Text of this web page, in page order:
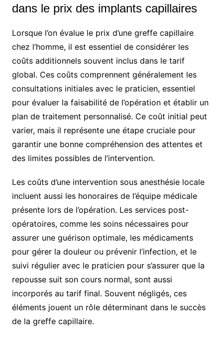
dans le prix des implants capillaires
Lorsque l’on évalue le prix d’une greffe capillaire
chez l’homme, il est essentiel de considérer les
coûts additionnels souvent inclus dans le tarif
global. Ces coûts comprennent généralement les
consultations initiales avec le praticien, essentiel
pour évaluer la faisabilité de l’opération et établir un
plan de traitement personnalisé. Ce coût initial peut
varier, mais il représente une étape cruciale pour
garantir une bonne compréhension des attentes et
des limites possibles de l’intervention.
Les coûts d’une intervention sous anesthésie locale
incluent aussi les honoraires de l’équipe médicale
présente lors de l’opération. Les services post-
opératoires, comme les soins nécessaires pour
assurer une guérison optimale, les médicaments
pour gérer la douleur ou prévenir l’infection, et le
suivi régulier avec le praticien pour s’assurer que la
repousse suit son cours normal, sont aussi
incorporés au tarif final. Souvent négligés, ces
éléments jouent un rôle déterminant dans le succès
de la greffe capillaire.